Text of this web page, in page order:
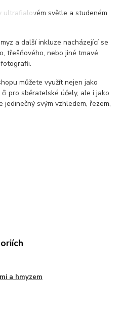
ultrafialovém světle a studeném
a další inkluze nacházející se
třešňového, nebo jiné tmavé
můžete využít nejen jako
pro sběratelské účely, ale i jako
svým vzhledem, řezem,
a hmyzem